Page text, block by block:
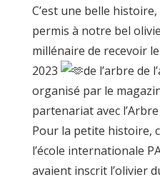
C’est une belle
permis à notre bel
millénaire de recevoir
2023
de l’arbre de
organisé par le
partenariat avec
Pour la petite histoire,
l’école internationale
avaient inscrit l’olivier